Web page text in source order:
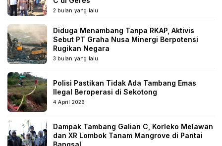
2 bulan yang lalu
Diduga Menambang Tanpa RKAP, Aktivis
Sebut PT Graha Nusa Minergi Berpotensi
Rugikan Negara
3 bulan yang lalu
Polisi Pastikan Tidak Ada Tambang Emas
Ilegal Beroperasi di Sekotong
4 April 2026
Dampak Tambang Galian C, Korleko Melawan
dan XR Lombok Tanam Mangrove di Pantai
Bangsal